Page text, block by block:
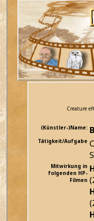
Creature
(Künstler-)Name:
Tätigkeit/Aufgabe
Mitwirkung in
folgenden HP-
Filmen